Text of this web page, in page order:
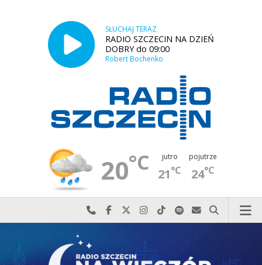
SŁUCHAJ TERAZ
RADIO SZCZECIN NA DZIEŃ
DOBRY do 09:00
Robert Bochenko
20°C jutro
21°C
pojutrze
24°C
Najlepiej po prostu do nas zadzwoń
Odwiedź nas na Facebook-u
Odwiedź nas na X
Odwiedź nas na Instagram-ie
Odwiedź nas na TikTok-u
Szukaj nas na Spotify
Wyślij do nas
Szukaj